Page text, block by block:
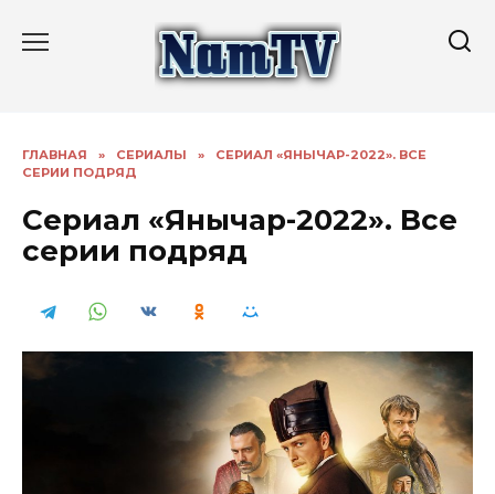
ГЛАВНАЯ » СЕРИАЛЫ »
СЕРИАЛ «ЯНЫЧАР-2022». ВСЕ
СЕРИИ ПОДРЯД
Сериал «Янычар-2022». Все
серии подряд